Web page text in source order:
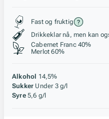
Stil, lagring og
Fast og fruktig
Drikkeklar nå, men kan
Cabernet Franc 40%
Merlot 60%
Alkohol 14,5%
Sukker Under 3 g/l
Syre 5,6 g/l